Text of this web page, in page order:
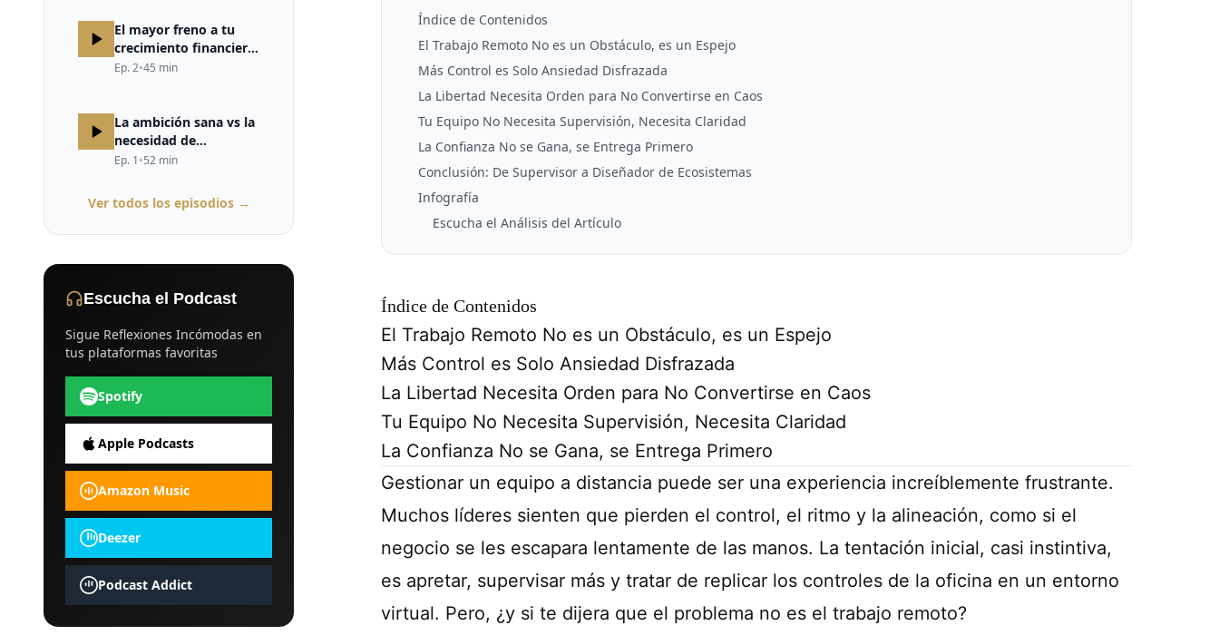
El mayor freno a tu
crecimiento financiero
no está en el mercado,
oportunidades. Está en
tu cerebro.
Ep.2•45 min
La ambición sana vs la
necesidad de
validación
Ep. 1•52 min
Ver todos los episodios →
Escucha el Podcast
Sigue Reflexiones Incómodas en
tus plataformas favoritas
Spotify
Apple Podcasts
Amazon Music
Deezer
Podcast Addict
Índice de Contenidos
El Trabajo Remoto No es un Obstáculo, es un Espejo
Más Control es Solo Ansiedad Disfrazada
La Libertad Necesita Orden para No Convertirse en Caos
Tu Equipo No Necesita Supervisión, Necesita Claridad
La Confianza No se Gana, se Entrega Primero
Conclusión: De Supervisor a Diseñador de Ecosistemas
Infografía
Escucha el Análisis del Artículo
Índice de Contenidos
El Trabajo Remoto No es un Obstáculo, es un Espejo
Más Control es Solo Ansiedad Disfrazada
La Libertad Necesita Orden para No Convertirse en Caos
Tu Equipo No Necesita Supervisión, Necesita Claridad
La Confianza No se Gana, se Entrega Primero
Gestionar un equipo a distancia puede ser una experiencia increíblemente frustrante.
Muchos líderes sienten que pierden el control, el ritmo y la alineación, como si el
negocio se les escapara lentamente de las manos. La tentación inicial, casi instintiva,
es apretar, supervisar más y tratar de replicar los controles de la oficina en un entorno
virtual. Pero, ¿y si te dijera que el problema no es el trabajo remoto?